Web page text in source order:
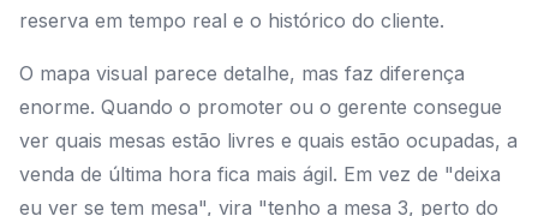
reserva em tempo real e o histórico do cliente.
O mapa visual parece detalhe, mas faz diferença
enorme. Quando o promoter ou o gerente consegue
ver quais mesas estão livres e quais estão ocupadas, a
venda de última hora fica mais ágil. Em vez de "deixa
eu ver se tem mesa", vira "tenho a mesa 3, perto do